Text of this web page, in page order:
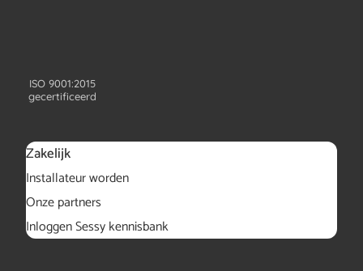
ISO 9001:2015
gecertificeerd
Zakelijk
Installateur worden
Onze partners
Inloggen Sessy kennisbank